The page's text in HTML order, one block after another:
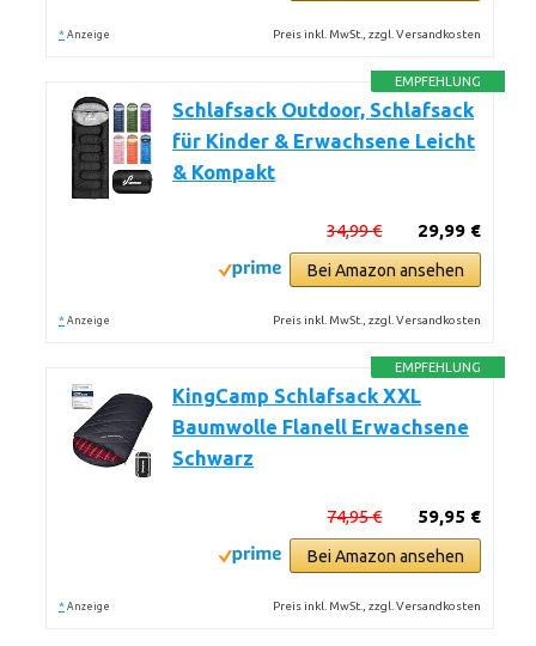
* Anzeige Preis inkl. MwSt., zzgl. Versandkosten
EMPFEHLUNG
Schlafsack Outdoor, Schlafsack
für Kinder & Erwachsene Leicht
& Kompakt
29,99 €
34,99 €
Bei Amazon ansehen
* Anzeige Preis inkl. MwSt., zzgl. Versandkosten
EMPFEHLUNG
KingCamp Schlafsack XXL
Baumwolle Flanell Erwachsene
Schwarz
59,95 €
74,95 €
Bei Amazon ansehen
* Anzeige Preis inkl. MwSt., zzgl. Versandkosten